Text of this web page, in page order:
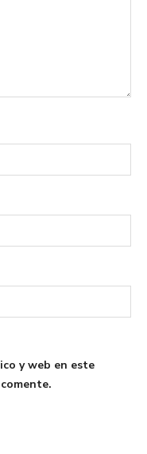
y web en este